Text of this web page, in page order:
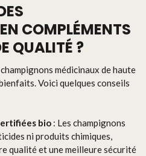
COMPLÉMENTS
QUALITÉ ?
médicinaux de haute
Voici quelques conseils
bio : Les champignons
ni produits chimiques,
qualité et une meilleure sécurité